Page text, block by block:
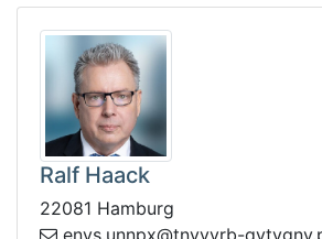
Ralf Haack
22081 Hamburg
zbp.yngvtvq-
ynt@xpnnu.syne